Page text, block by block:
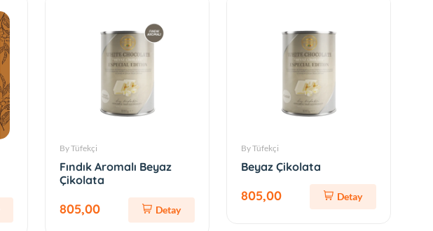
By Tüfekçi
Fındık Aromalı Beyaz
Çikolata
805,00 Detay
By Tüfekçi
Beyaz Çikolata
805,00 Detay